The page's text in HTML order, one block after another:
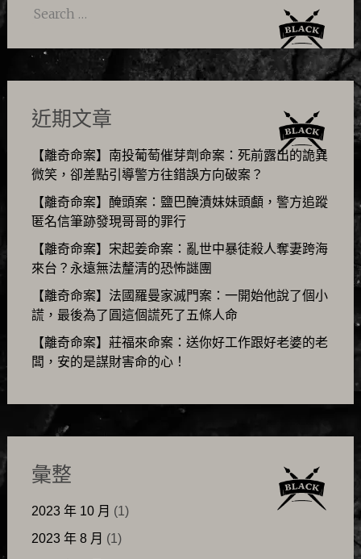
Search
近期文章
【離奇命案】南投葡萄催芽劑命案：死前露出的詭異
微笑，卻差點引導警方往錯誤方向破案？
【離奇命案】醃頭案：鹽巴醃漬妹妹頭顱，警方追蹤
匿名信筆跡發現哥哥的罪行
【離奇命案】宋起姜命案：亂世中暴徒殺人奪妻跨海
來台？永遠無法釐清的恐怖謎團
【離奇命案】法國羅曼家滅門案：一開始他說了個小
謊，最後為了圓這個謊死了五條人命
【離奇命案】莊福來命案：送你好工作跟好老婆的老
闆，安的是謀財害命的心！
彙整
2023 年 10 月 (1)
2023 年 8 月 (1)